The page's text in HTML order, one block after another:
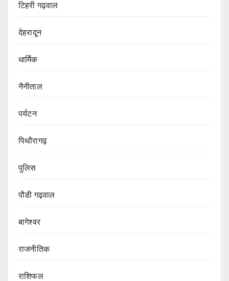
टिहरी गढ़वाल
देहरादून
धार्मिक
नैनीताल
पर्यटन
पिथौरागढ़
पुलिस
पौडी गढ़वाल
बागेश्वर
राजनीतिक
राशिफल